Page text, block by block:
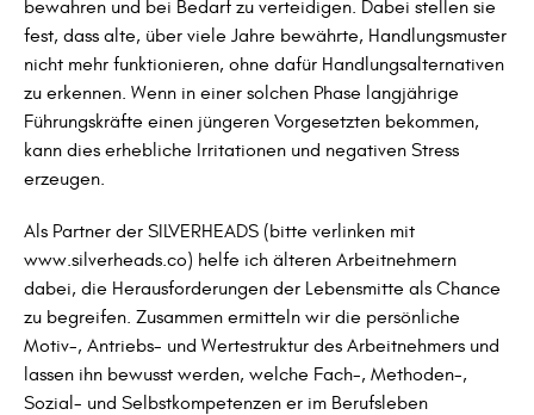
bewahren und bei Bedarf zu verteidigen. Dabei stellen sie
fest, dass alte, über viele Jahre bewährte, Handlungsmuster
nicht mehr funktionieren, ohne dafür Handlungsalternativen
zu erkennen. Wenn in einer solchen Phase langjährige
Führungskräfte einen jüngeren Vorgesetzten bekommen,
kann dies erhebliche Irritationen und negativen Stress
erzeugen.
Als Partner der SILVERHEADS (bitte verlinken mit
www.silverheads.co) helfe ich älteren Arbeitnehmern
dabei, die Herausforderungen der Lebensmitte als Chance
zu begreifen. Zusammen ermitteln wir die persönliche
Motiv-, Antriebs- und Wertestruktur des Arbeitnehmers und
lassen ihn bewusst werden, welche Fach-, Methoden-,
Sozial- und Selbstkompetenzen er im Berufsleben